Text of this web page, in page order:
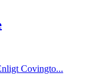
Covingto...